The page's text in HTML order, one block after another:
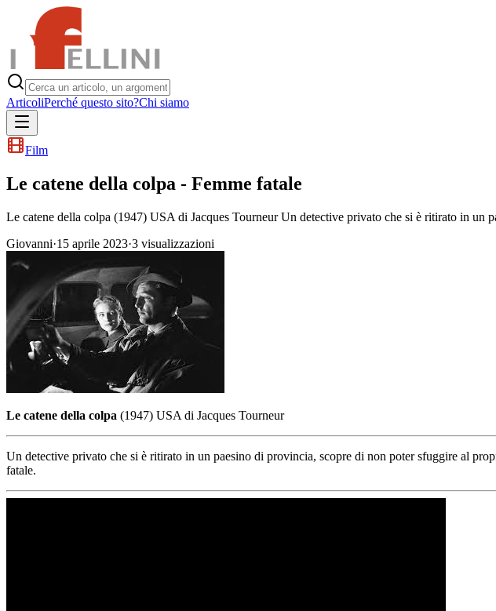
ArticoliPerché questo sito?Chi siamo
Film
Le catene della colpa - Femme fatale
Le catene della colpa (1947) USA di Jacques Tourneur Un detective privato che si è ritirato in
Giovanni·15 aprile 2023·3 visualizzazioni
Le catene della colpa (1947) USA di Jacques Tourneur
Un detective privato che si è ritirato in un paesino di provincia, scopre di non poter sfuggire al
fatale.